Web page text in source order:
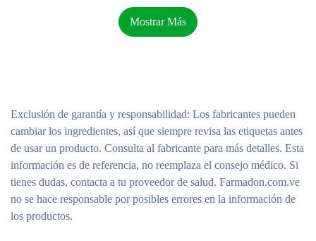
Mostrar Más
Exclusión de garantía y responsabilidad: Los fabricantes pueden
cambiar los ingredientes, así que siempre revisa las etiquetas antes
de usar un producto. Consulta al fabricante para más detalles. Esta
información es de referencia, no reemplaza el consejo médico. Si
tienes dudas, contacta a tu proveedor de salud. Farmadon.com.ve
no se hace responsable por posibles errores en la información de
los productos.